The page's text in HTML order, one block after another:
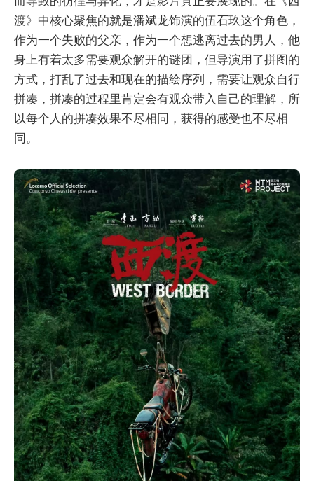
渡》中核心聚焦的就是潘斌龙饰演的伍石玖这个角色，
作为一个失败的父亲，作为一个想逃离过去的男人，他
身上有着太多需要观众解开的谜团，但导演用了拼图的
方式，打乱了过去和现在的描绘序列，需要让观众自行
拼凑，拼凑的过程里肯定会有观众带入自己的理解，所
以每个人的拼凑效果不尽相同，获得的感受也不尽相
同。